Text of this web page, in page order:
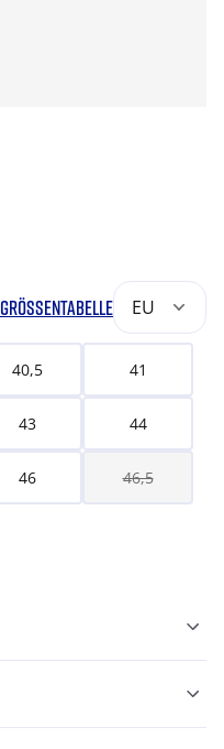
GRÖSSENTABELLE EU
40,5 41
43 44
46 46,5